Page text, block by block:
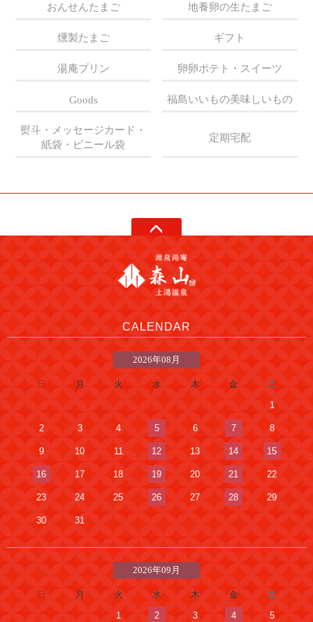
おんせんたまご 地養卵の生たまご
燻製たまご ギフト
湯庵プリン 卵卵ポテト・スイーツ
Goods 福島いいもの美味しいもの
熨斗・メッセージカード・
紙袋・ビニール袋
定期宅配
CALENDAR
2026年08月
日 月 火 水 木 金
土
1
2 3 4 5 6 7 8
9 10 11 12 13 14 15
16 17 18 19 20 21 22
23 24 25 26 27 28 29
30 31
2026年09月
日 月 火 水 木 金
土
1
2 3 4 5